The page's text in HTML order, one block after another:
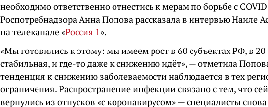
необходимо ответственно отнестись к мерам по борьбе с
Роспотребнадзора Анна Попова рассказала в интервью Наиле
на телеканале «Россия 1».
«Мы готовились к этому: мы имеем рост в 60 субъектах РФ, в 20
стабильная, и где-то даже к снижению идёт», — отметила
тенденция к снижению заболеваемости наблюдается в тех
ограничения. Распространение инфекции связано с тем, что
вернулись из отпусков «с коронавирусом» — специалисты